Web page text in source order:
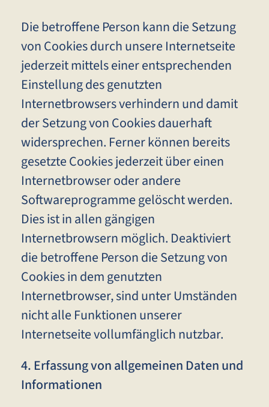
Die betroffene Person kann die Setzung
von Cookies durch unsere Internetseite
jederzeit mittels einer entsprechenden
Einstellung des genutzten
Internetbrowsers verhindern und damit
der Setzung von Cookies dauerhaft
widersprechen. Ferner können bereits
gesetzte Cookies jederzeit über einen
Internetbrowser oder andere
Softwareprogramme gelöscht werden.
Dies ist in allen gängigen
Internetbrowsern möglich. Deaktiviert
die betroffene Person die Setzung von
Cookies in dem genutzten
Internetbrowser, sind unter Umständen
nicht alle Funktionen unserer
Internetseite vollumfänglich nutzbar.
4. Erfassung von allgemeinen Daten und
Informationen